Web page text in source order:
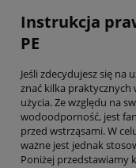
Instrukcja
PE
Jeśli zdecydujesz się na
znać kilka praktycznych
użycia. Ze względu na
wodoodporność, jest
przed wstrząsami. W
ważne jest jednak
Poniżej przedstawiamy